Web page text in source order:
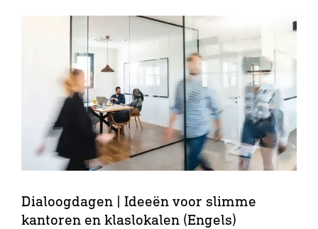
Dialoogdagen | Ideeën voor slimme
kantoren en klaslokalen (Engels)